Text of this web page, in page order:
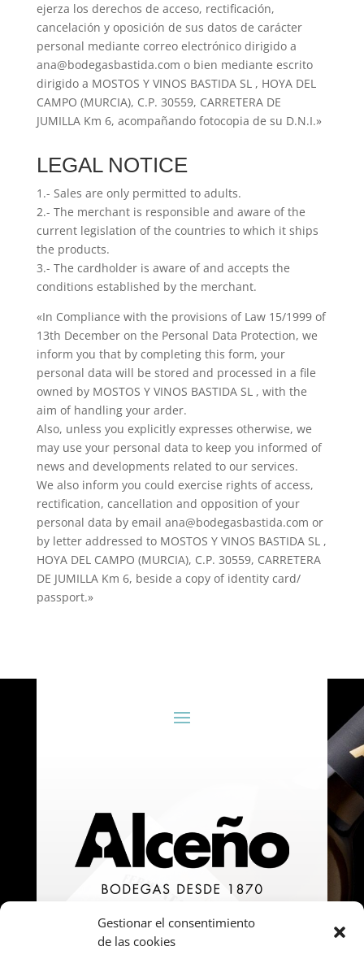
Gestionar el consentimiento
de las cookies
ejerza los derechos de acceso, rectificación,
cancelación y oposición de sus datos de carácter
personal mediante correo electrónico dirigido a
ana@bodegasbastida.com o bien mediante escrito
dirigido a MOSTOS Y VINOS BASTIDA SL , HOYA DEL
CAMPO (MURCIA), C.P. 30559, CARRETERA DE
JUMILLA Km 6, acompañando fotocopia de su D.N.I.»
LEGAL NOTICE
1.- Sales are only permitted to adults.
2.- The merchant is responsible and aware of the
current legislation of the countries to which it ships
the products.
3.- The cardholder is aware of and accepts the
conditions established by the merchant.
«In Compliance with the provisions of Law 15/1999 of
13th December on the Personal Data Protection, we
inform you that by completing this form, your
personal data will be stored and processed in a file
owned by MOSTOS Y VINOS BASTIDA SL , with the
aim of handling your arder.
Also, unless you explicitly expresses otherwise, we
may use your personal data to keep you informed of
news and developments related to our services.
We also inform you could exercise rights of access,
rectification, cancellation and opposition of your
personal data by email ana@bodegasbastida.com or
by letter addressed to MOSTOS Y VINOS BASTIDA SL ,
HOYA DEL CAMPO (MURCIA), C.P. 30559, CARRETERA
DE JUMILLA Km 6, beside a copy of identity card/
passport.»